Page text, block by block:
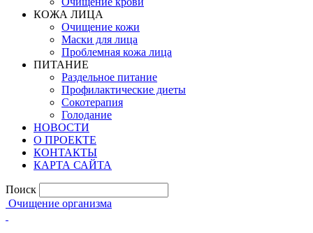
КОЖА ЛИЦА
Очищение кожи
Маски для лица
Проблемная кожа лица
ПИТАНИЕ
Раздельное питание
Профилактические диеты
Сокотерапия
Голодание
НОВОСТИ
О ПРОЕКТЕ
КОНТАКТЫ
КАРТА САЙТА
Поиск
Очищение организма